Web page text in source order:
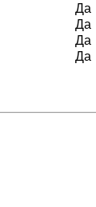
Да
Да
Да
Да